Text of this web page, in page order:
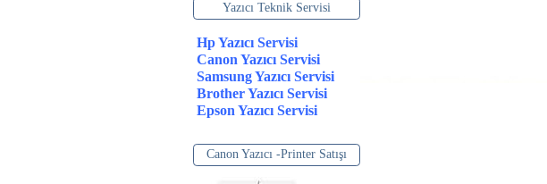
Yazıcı Teknik Servisi
Hp Yazıcı Servisi
Canon Yazıcı Servisi
Samsung Yazıcı Servisi
Brother Yazıcı Servisi
Epson Yazıcı Servisi
Canon Yazıcı -Printer Satışı